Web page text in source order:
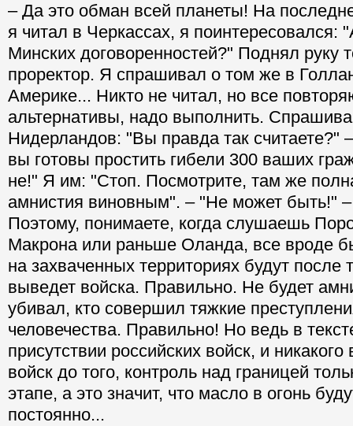
– Да это обман всей планеты! На
я читал в Черкассах, я поинтересовался:
Минских договоренностей?" Поднял руку
проректор. Я спрашивал о том же в
Америке... Никто не читал, но все
альтернативы, надо выполнить.
Нидерландов: "Вы правда так считаете?"
вы готовы простить гибели 300 ваших
не!" Я им: "Стоп. Посмотрите, там же
амнистия виновным". – "Не может быть!"
Поэтому, понимаете, когда слушаешь
Макрона или раньше Оланда, все вроде
на захваченных территориях будут после
выведет войска. Правильно. Не будет
убивал, кто совершил тяжкие
человечества. Правильно! Но ведь в
присутствии российских войск, и
войск до того, контроль над границей
этапе, а это значит, что масло в огонь
постоянно...